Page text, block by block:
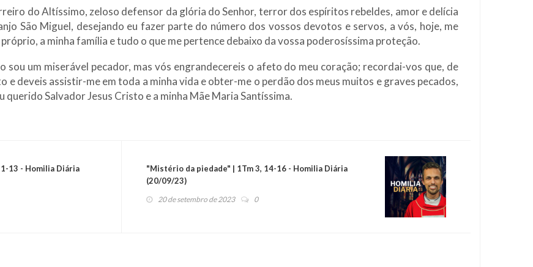
do Altíssimo, zeloso defensor da glória do Senhor, terror dos espíritos rebeldes, amor e delícia
São Miguel, desejando eu fazer parte do número dos vossos devotos e servos, a vós, hoje, me
a minha família e tudo o que me pertence debaixo da vossa poderosíssima proteção.
sou um miserável pecador, mas vós engrandecereis o afeto do meu coração; recordai-vos que, de
e deveis assistir-me em toda a minha vida e obter-me o perdão dos meus muitos e graves pecados,
querido Salvador Jesus Cristo e a minha Mãe Maria Santíssima.
13 - Homilia Diária
"Mistério da piedade" | 1Tm 3, 14-16 - Homilia Diária
(20/09/23)
20 de setembro de 2023 0